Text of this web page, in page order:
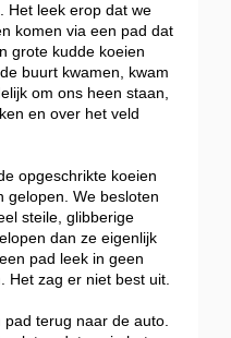
Het leek erop dat we
komen via een pad dat
grote kudde koeien
buurt kwamen, kwam
om ons heen staan,
en over het veld
opgeschrikte koeien
gelopen. We besloten
steile, glibberige
dan ze eigenlijk
pad leek in geen
Het zag er niet best uit.
terug naar de auto.